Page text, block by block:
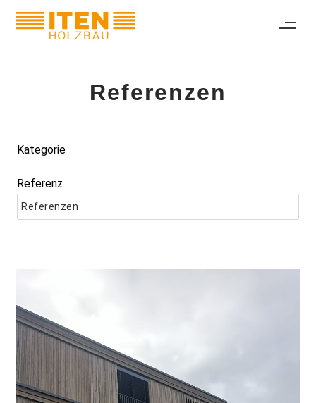
Referenzen
Kategorie
Referenz
Referenzen